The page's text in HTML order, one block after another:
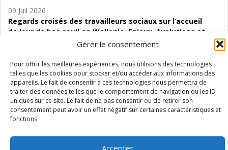
Gérer le consentement
Pour offrir les meilleures expériences, nous utilisons des technologies
telles que les cookies pour stocker et/ou accéder aux informations des
appareils. Le fait de consentir à ces technologies nous permettra de
traiter des données telles que le comportement de navigation ou les ID
uniques sur ce site. Le fait de ne pas consentir ou de retirer son
consentement peut avoir un effet négatif sur certaines caractéristiques et
fonctions.
Accepter
09 Juil 2026
Regards croisés des travailleurs sociaux sur l’accueil
de jour de bas seuil en Wallonie. Enjeux, évolutions et
06 Juil 2026
Étude d’évaluabilité des Structures
d’accompagnement à l’autocréation d’emploi (SAACE)
01 Juil 2026
Pénurie du personnel infirmier :quels indicateurs
Wallonie ?